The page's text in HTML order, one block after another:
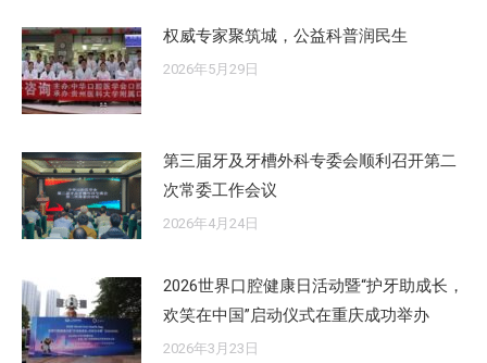
权威专家聚筑城，公益科普润民生
2026年5月29日
第三届牙及牙槽外科专委会顺利召开第二
次常委工作会议
2026年4月24日
2026世界口腔健康日活动暨“护牙助成长，
欢笑在中国”启动仪式在重庆成功举办
2026年3月23日